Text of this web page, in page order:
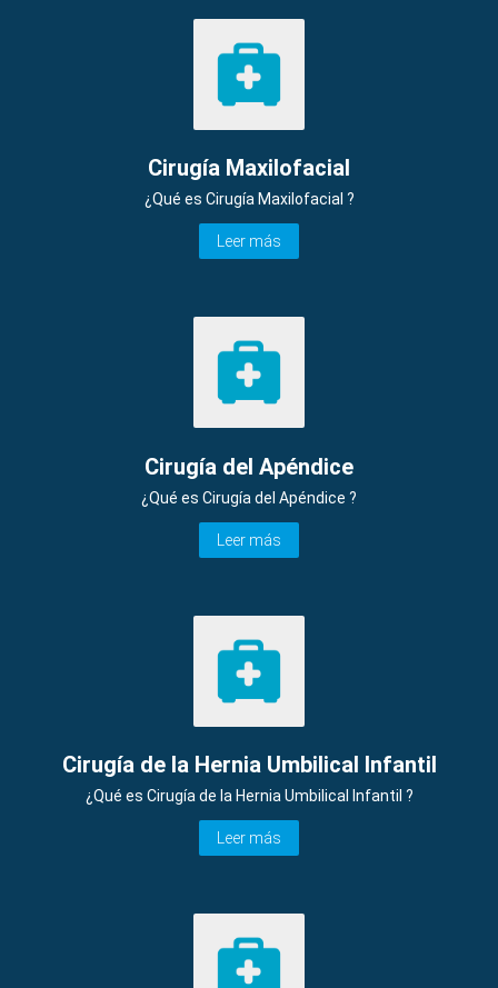
Cirugía Maxilofacial
¿Qué es Cirugía Maxilofacial ?
Leer más
Cirugía del Apéndice
¿Qué es Cirugía del Apéndice ?
Leer más
Cirugía de la Hernia Umbilical Infantil
¿Qué es Cirugía de la Hernia Umbilical Infantil ?
Leer más